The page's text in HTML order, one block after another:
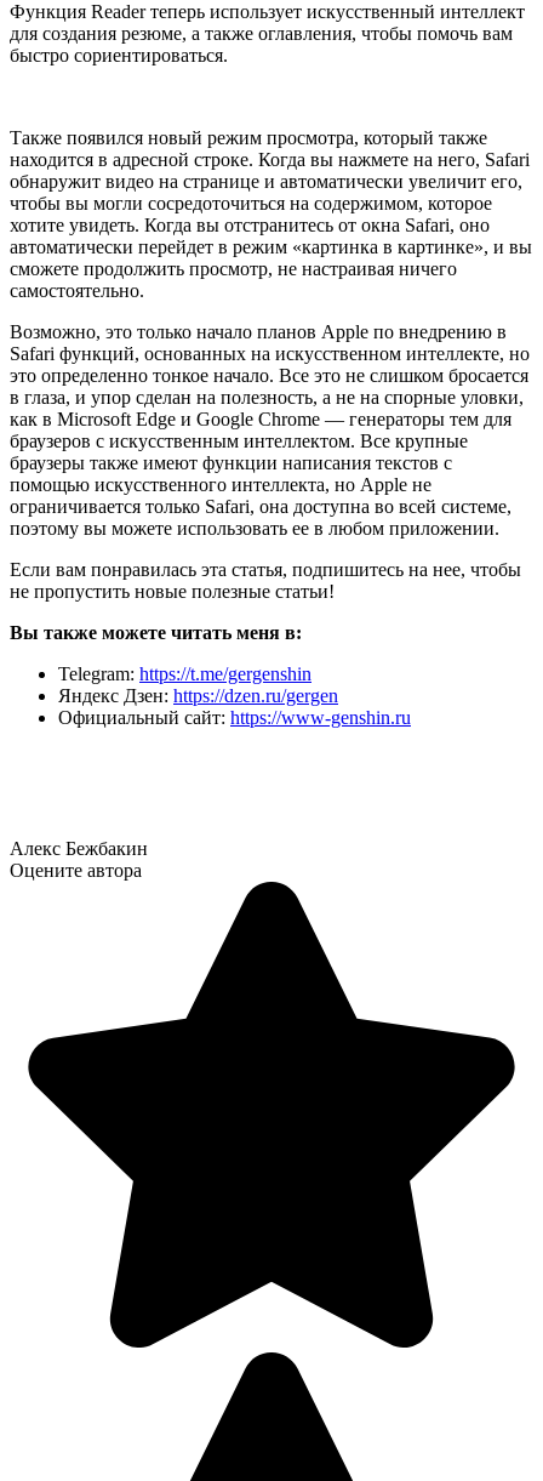
Функция Reader теперь использует искусственный интеллект
для создания резюме, а также оглавления, чтобы помочь вам
быстро сориентироваться.
Также появился новый режим просмотра, который также
находится в адресной строке. Когда вы нажмете на него, Safari
обнаружит видео на странице и автоматически увеличит его,
чтобы вы могли сосредоточиться на содержимом, которое
хотите увидеть. Когда вы отстранитесь от окна Safari, оно
автоматически перейдет в режим «картинка в картинке», и вы
сможете продолжить просмотр, не настраивая ничего
самостоятельно.
Возможно, это только начало планов Apple по внедрению в
Safari функций, основанных на искусственном интеллекте, но
это определенно тонкое начало. Все это не слишком бросается
в глаза, и упор сделан на полезность, а не на спорные уловки,
как в Microsoft Edge и Google Chrome — генераторы тем для
браузеров с искусственным интеллектом. Все крупные
браузеры также имеют функции написания текстов с
помощью искусственного интеллекта, но Apple не
ограничивается только Safari, она доступна во всей системе,
поэтому вы можете использовать ее в любом приложении.
Если вам понравилась эта статья, подпишитесь на нее, чтобы
не пропустить новые полезные статьи!
Вы также можете читать меня в:
Telegram: https://t.me/gergenshin
Яндекс Дзен: https://dzen.ru/gergen
Официальный сайт: https://www-genshin.ru
Алекс Бежбакин
Оцените автора